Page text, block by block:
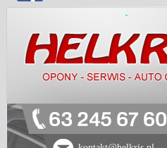
63 245 67 60